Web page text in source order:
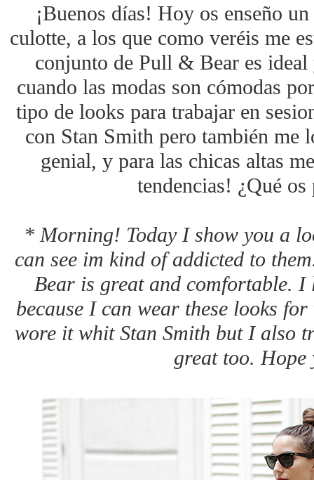
¡Buenos días! Hoy os enseño
culotte, a los que como veréis me
conjunto de Pull & Bear es
cuando las modas son cómodas
tipo de looks para trabajar en
con Stan Smith pero también me
genial, y para las chicas altas
tendencias! ¿Qué
* Morning! Today I show you a
can see im kind of addicted to
Bear is great and comfortable. I
because I can wear these looks
wore it whit Stan Smith but I also
great too.